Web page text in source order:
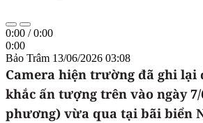
0:00 /0:00
0:00
Bảo Trâm 13/06/2026 03:08
Camera hiện trường đã ghi lại
khắc ấn tượng trên vào ngày
phương) vừa qua tại bãi biển